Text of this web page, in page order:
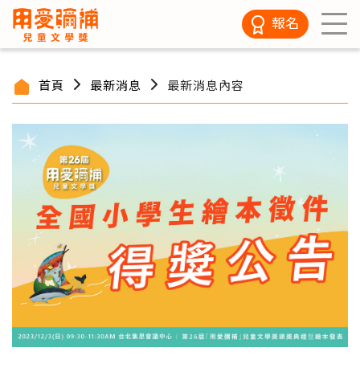
報名
首頁 最新消息 最新消息內容